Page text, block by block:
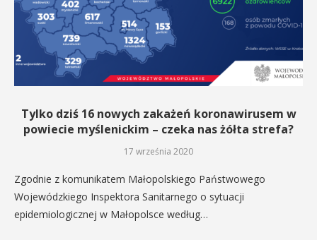
Tylko dziś 16 nowych zakażeń koronawirusem w
powiecie myślenickim – czeka nas żółta strefa?
17 września 2020
Zgodnie z komunikatem Małopolskiego Państwowego
Wojewódzkiego Inspektora Sanitarnego o sytuacji
epidemiologicznej w Małopolsce według…